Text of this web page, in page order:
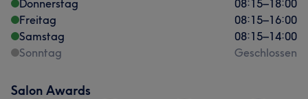
Donnerstag
08:15–18:00
Freitag
08:15–16:00
Samstag
08:15–14:00
Sonntag
Geschlossen
Salon Awards